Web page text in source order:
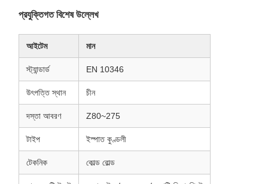
প্রযুক্তিগত বিশেষ উল্লেখ
আইটেম মান
স্ট্যান্ডার্ড EN 10346
উৎপত্তি স্থান চীন
দস্তা আবরণ Z80~275
টাইপ ইস্পাত কুণ্ডলী
টেকনিক কোল্ড রোল্ড